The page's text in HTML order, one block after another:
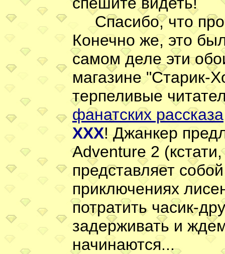
Спасибо, что
Конечно же, это
самом деле эти
магазине "Старик-
терпеливые
фанатских рассказа
XXX! Джанкер
Adventure 2
представляет
приключениях
потратить часик-
задерживать и
начинаются...